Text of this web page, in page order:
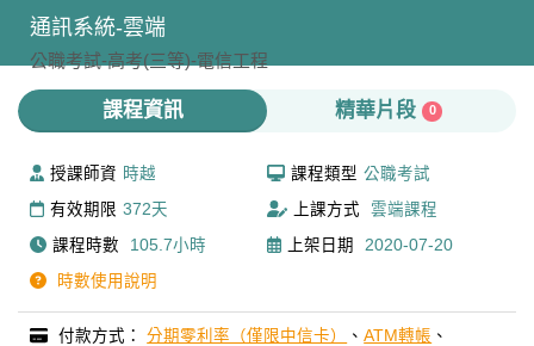
通訊系統-雲端
公職考試-高考(三等)-電信工程
課程資訊 精華片段 0
授課師資 時越 課程類型 公職考試
有效期限 372天 上課方式
雲端課程
課程時數
105.7小時 上架日期
2020-07-20
時數使用說明
付款方式：分期零利率（僅限中信卡） 、ATM轉帳 、